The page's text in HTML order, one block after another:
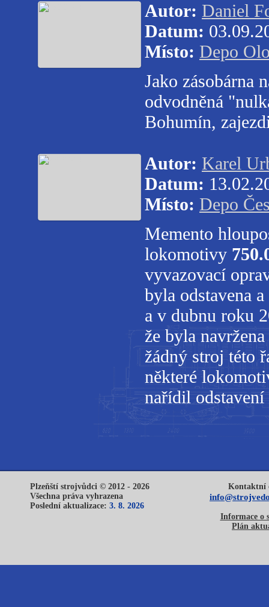
Autor: Daniel
Datum:
Místo: Depo
Jako zásobárna
odvodněná
Bohumín,
Autor: Karel
Datum:
Místo: Depo
Memento
lokomotivy
vyvazovací
byla odstavena
a v dubnu roku
že byla
žádný stroj této
některé
nařídil
Plzeňští strojvůdci © 2012 - 2026
Všechna práva vyhrazena
Poslední aktualizace: 3. 8. 2026
Kontaktní
Informace o
Plán